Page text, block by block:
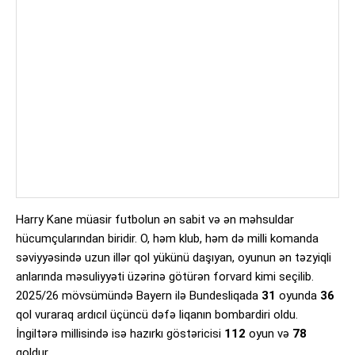
Harry Kane müasir futbolun ən sabit və ən məhsuldar
hücumçularından biridir. O, həm klub, həm də milli komanda
səviyyəsində uzun illər qol yükünü daşıyan, oyunun ən təzyiqli
anlarında məsuliyyəti üzərinə götürən forvard kimi seçilib.
2025/26 mövsümündə Bayern ilə Bundesliqada 31 oyunda 36
qol vuraraq ardıcıl üçüncü dəfə liqanın bombardiri oldu.
İngiltərə millisində isə hazırkı göstəricisi 112 oyun və 78